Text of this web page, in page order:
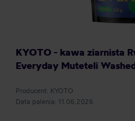
KYOTO - kawa ziarnista
Everyday Muteteli
Producent: KYOTO
Data palenia: 11.06.2026